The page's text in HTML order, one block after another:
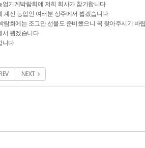
업기계박람회에 저희 회사가 참가합니다
계신 농업인 여러분 상주에서 뵙겠습니다
람회에는 조그만 선물도 준비했으니 꼭 찾아주시기 바
서 뵙겠습니다
니다
NEXT